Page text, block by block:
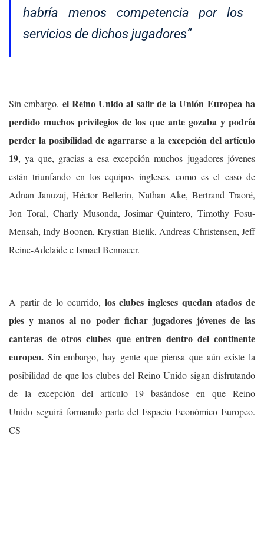
habría menos competencia por los
servicios de dichos jugadores”
Sin embargo, el Reino Unido al salir de la Unión Europea ha
perdido muchos privilegios de los que ante gozaba y podría
perder la posibilidad de agarrarse a la excepción del artículo
19, ya que, gracias a esa excepción muchos jugadores jóvenes
están triunfando en los equipos ingleses, como es el caso de
Adnan Januzaj, Héctor Bellerin, Nathan Ake, Bertrand Traoré,
Jon Toral, Charly Musonda, Josimar Quintero, Timothy Fosu-
Mensah, Indy Boonen, Krystian Bielik, Andreas Christensen, Jeff
Reine-Adelaide e Ismael Bennacer.
A partir de lo ocurrido, los clubes ingleses quedan atados de
pies y manos al no poder fichar jugadores jóvenes de las
canteras de otros clubes que entren dentro del continente
europeo. Sin embargo, hay gente que piensa que aún existe la
posibilidad de que los clubes del Reino Unido sigan disfrutando
de la excepción del artículo 19 basándose en que Reino
Unido seguirá formando parte del Espacio Económico Europeo.
CS